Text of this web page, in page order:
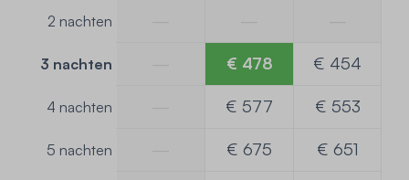
2 nachten
3 nachten € 478 € 454
4 nachten € 577 € 553
5 nachten € 675 € 651